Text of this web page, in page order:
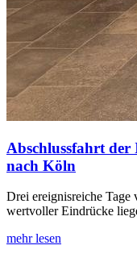
Abschlussfahrt
nach Köln
Drei ereignisreiche Tage
wertvoller Eindrücke
mehr lesen